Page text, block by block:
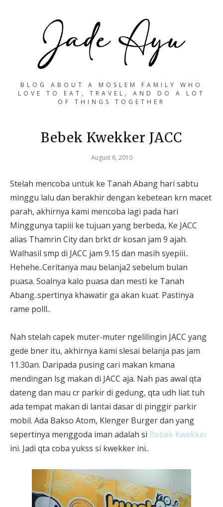
BLOG ABOUT A MOSLEM FAMILY WHO
LOVE TO EAT, TRAVEL, AND DO A LOT
OF THINGS TOGETHER
Bebek Kwekker JACC
August 6, 2010
Stelah mencoba untuk ke Tanah Abang hari sabtu
minggu lalu dan berakhir dengan kebetean krn macet
parah, akhirnya kami mencoba lagi pada hari
Minggunya tapiii ke tujuan yang berbeda, Ke JACC
alias Thamrin City dan brkt dr kosan jam 9 ajah.
Walhasil smp di JACC jam 9.15 dan masih syepiii..
Hehehe..Ceritanya mau belanja2 sebelum bulan
puasa. Soalnya kalo puasa dan mesti ke Tanah
Abang..spertinya khawatir ga akan kuat. Pastinya
rame polll..
Nah stelah capek muter-muter ngelilingin JACC yang
gede bner itu, akhirnya kami slesai belanja pas jam
11.30an. Daripada pusing cari makan kmana
mendingan lsg makan di JACC aja. Nah pas awal qta
dateng dan mau cr parkir di gedung, qta udh liat tuh
ada tempat makan di lantai dasar di pinggir parkir
mobil. Ada Bakso Atom, Klenger Burger dan yang
sepertinya menggoda iman adalah si Bebek Kwekker
ini. Jadi qta coba yukss si kwekker ini..